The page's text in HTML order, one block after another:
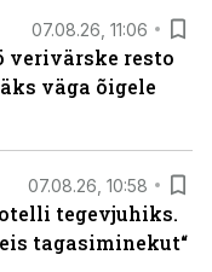
07.08.26, 11:06
verivärske resto
väga õigele
07.08.26, 10:58
tegevjuhiks.
tagasiminekut“